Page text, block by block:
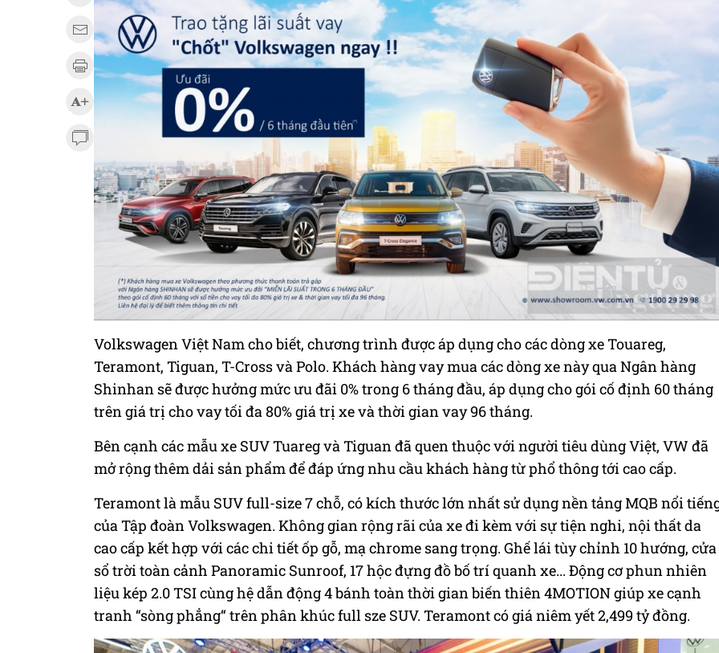
Volkswagen Việt Nam cho biết, chương trình được áp dụng cho các dòng xe Touareg,
Teramont, Tiguan, T-Cross và Polo. Khách hàng vay mua các dòng xe này qua Ngân hàng
Shinhan sẽ được hưởng mức ưu đãi 0% trong 6 tháng đầu, áp dụng cho gói cố định 60 tháng
trên giá trị cho vay tối đa 80% giá trị xe và thời gian vay 96 tháng.
Bên cạnh các mẫu xe SUV Tuareg và Tiguan đã quen thuộc với người tiêu dùng Việt, VW đã
mở rộng thêm dải sản phẩm để đáp ứng nhu cầu khách hàng từ phổ thông tới cao cấp.
Teramont là mẫu SUV full-size 7 chỗ, có kích thước lớn nhất sử dụng nền tảng MQB nổi
của Tập đoàn Volkswagen. Không gian rộng rãi của xe đi kèm với sự tiện nghi, nội thất da
cao cấp kết hợp với các chi tiết ốp gỗ, mạ chrome sang trọng. Ghế lái tùy chỉnh 10 hướng, cửa
sổ trời toàn cảnh Panoramic Sunroof, 17 hộc đựng đồ bố trí quanh xe... Động cơ phun nhiên
liệu kép 2.0 TSI cùng hệ dẫn động 4 bánh toàn thời gian biến thiên 4MOTION giúp xe cạnh
tranh “sòng phẳng“ trên phân khúc full sze SUV. Teramont có giá niêm yết 2,499 tỷ đồng.